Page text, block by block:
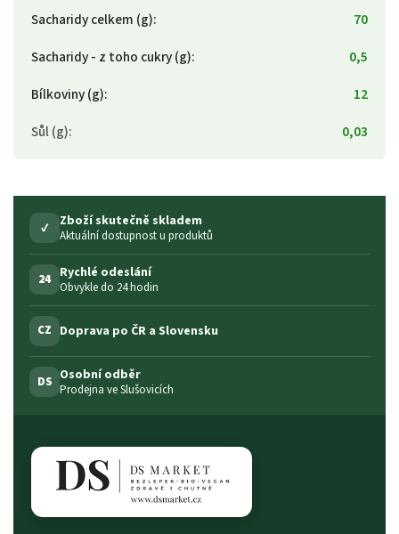
Sacharidy celkem (g):
70
Sacharidy - z toho cukry (g):
0,5
Bílkoviny (g):
12
Sůl (g): 0,03
✓ Zboží skutečně skladem
Aktuální dostupnost u produktů
24 Rychlé odeslání
Obvykle do 24 hodin
CZ Doprava po ČR a Slovensku
DS Osobní odběr
Prodejna ve Slušovicích